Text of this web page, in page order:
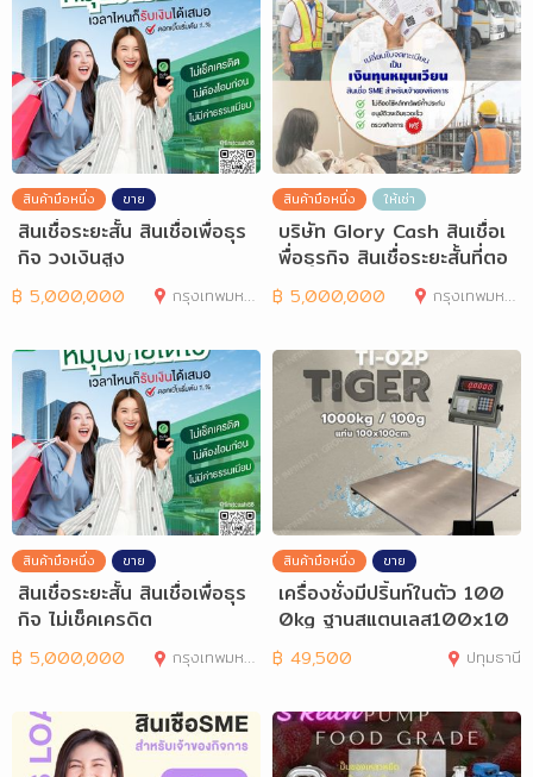
สินค้ามือหนึ่ง ขาย
สินเชื่อระยะสั้น สินเชื่อเพื่อธุร
กิจ วงเงินสูง
฿ 5,000,000 กรุงเทพมหานคร
สินค้ามือหนึ่ง ให้เช่า
บริษัท Glory Cash สินเชื่อเ
พื่อธุรกิจ สินเชื่อระยะสั้นที่ตอ
฿ 5,000,000 กรุงเทพมหานคร
สินค้ามือหนึ่ง ขาย
สินเชื่อระยะสั้น สินเชื่อเพื่อธุร
กิจ ไม่เช็คเครดิต
฿ 5,000,000 กรุงเทพมหานคร
สินค้ามือหนึ่ง ขาย
เครื่องชั่งมีปริ้นท์ในตัว 100
0kg ฐานสแตนเลส100x10
0cm TI-02P
฿ 49,500 ปทุมธานี